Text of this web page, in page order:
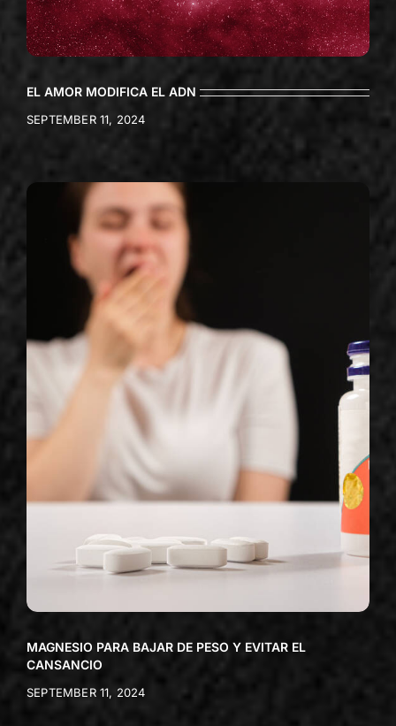
EL AMOR MODIFICA EL ADN
SEPTEMBER 11, 2024
MAGNESIO PARA BAJAR DE PESO Y EVITAR EL
CANSANCIO
SEPTEMBER 11, 2024